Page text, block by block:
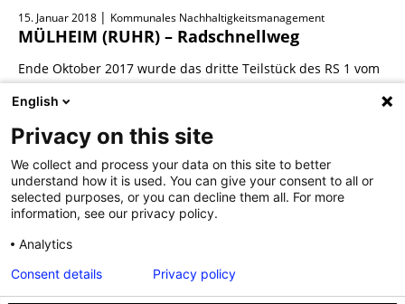
15. Januar 2018 | Kommunales Nachhaltigkeitsmanagement
MÜLHEIM (RUHR) – Radschnellweg
Ende Oktober 2017 wurde das dritte Teilstück des RS 1 vom
Weiterlesen
« 1
English
Privacy on this site
We collect and process your data on this site to better
understand how it is used. You can give your consent to all or
selected purposes, or you can decline them all. For more
information, see our privacy policy.
Analytics
Consent details
Privacy policy